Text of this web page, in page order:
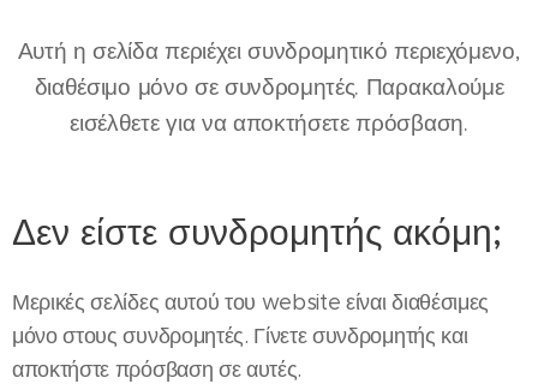
Αυτή η σελίδα περιέχει συνδρομητικό περιεχόμενο,
διαθέσιμο μόνο σε συνδρομητές. Παρακαλούμε
εισέλθετε για να αποκτήσετε πρόσβαση.
Δεν είστε συνδρομητής ακόμη;
Μερικές σελίδες αυτού του website είναι διαθέσιμες
μόνο στους συνδρομητές. Γίνετε συνδρομητής και
αποκτήστε πρόσβαση σε αυτές.